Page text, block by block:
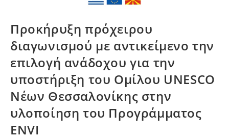
Θεσσαλονίκης
Προκήρυξη πρόχειρου
διαγωνισμού με αντικείμενο την
επιλογή ανάδοχου για την
υποστήριξη του Ομίλου UNESCO
Νέων Θεσσαλονίκης στην
υλοποίηση του Προγράμματος
ENVI